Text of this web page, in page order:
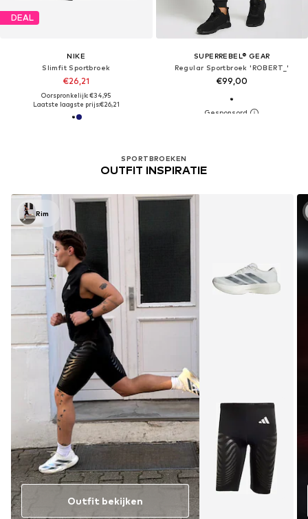
DEAL
NIKE
Slimfit Sportbroek
€26,21
Oorspronkelijk: €34,95
Laatste laagste prijs:€26,21
SUPERREBEL® GEAR
Regular Sportbroek 'ROBERT_'
€99,00
SPORTBROEKEN
OUTFIT INSPIRATIE
Rim
Outfit bekijken